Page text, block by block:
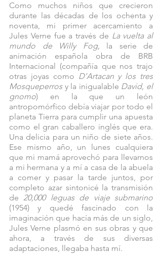
Como muchos niños que crecieron
durante las décadas de los ochenta y
noventa, mi primer acercamiento a
Jules Verne fue a través de La vuelta al
mundo de Willy Fog, la serie de
animación española obra de BRB
Internacional (compañía que nos trajo
otras joyas como D’Artacan y los tres
Mosqueperros y la inigualable David, el
gnomo) en la que un león
antropomórfico debía viajar por todo el
planeta Tierra para cumplir una apuesta
como el gran caballero inglés que era.
Una delicia para un niño de siete años.
Ese mismo año, un lunes cualquiera
que mi mamá aprovechó para llevarnos
a mi hermana y a mí a casa de la abuela
a comer y pasar la tarde juntos, por
completo azar sintonicé la transmisión
de 20,000 leguas de viaje submarino
(1954) y quedé fascinado con la
imaginación que hacía más de un siglo,
Jules Verne plasmó en sus obras y que
ahora, a través de sus diversas
adaptaciones, llegaba hasta mí.